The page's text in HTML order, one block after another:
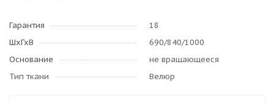
Гарантия
18
ШхГхВ
690/840/1000
Основание
не вращающееся
Тип ткани
Велюр